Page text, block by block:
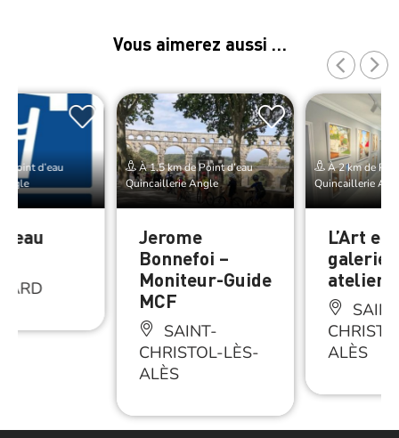
Vous aimerez aussi …
Point d’eau
À 1.5 km de Point d’eau
Quincaillerie Angle
Jerome
Bonnefoi –
Moniteur-Guide
MCF
SAINT-
CHRISTOL-LÈS-
ALÈS
À 2 km de
Quincaillerie
L’Art
galerie
atelier
ALÈS